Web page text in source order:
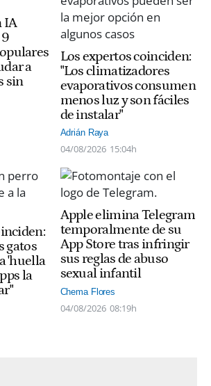
IA
9
a
sin
Los expertos coinciden:
"Los climatizadores
evaporativos consumen
menos luz y son fáciles
de instalar"
Adrián Raya
04/08/2026 15:04h
gatos
'huella
la
Apple elimina Telegram
temporalmente de su
App Store tras infringir
sus reglas de abuso
sexual infantil
Chema Flores
04/08/2026 08:19h